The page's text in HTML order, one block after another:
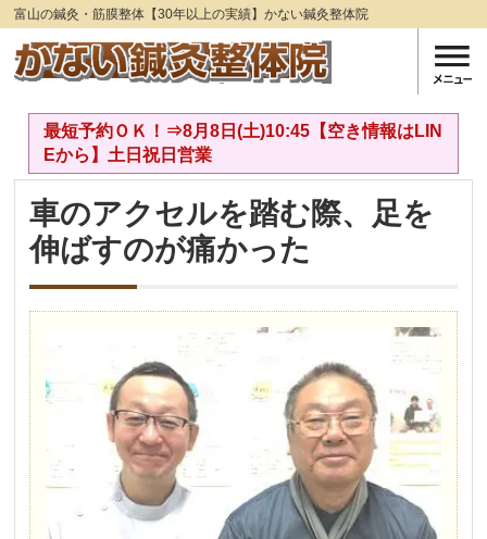
富山の鍼灸・筋膜整体【30年以上の実績】かない鍼灸整体院
最短予約ＯＫ！⇒8月8日(土)10:45【空き情報はLIN
Eから】土日祝日営業
車のアクセルを踏む際、足を
伸ばすのが痛かった